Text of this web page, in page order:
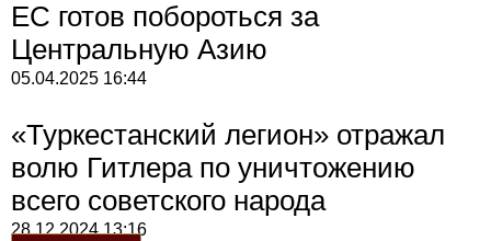
ЕС готов побороться за
Центральную Азию
05.04.2025 16:44
«Туркестанский легион» отражал
волю Гитлера по уничтожению
всего советского народа
28.12.202413:16